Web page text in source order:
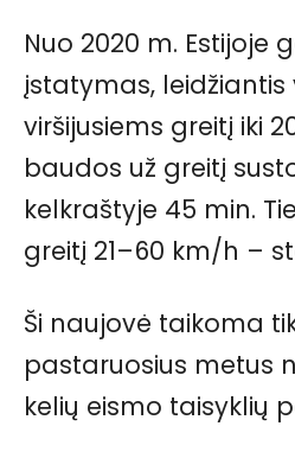
Nuo 2020 m. Estijoje
įstatymas,
viršijusiems greitį iki
baudos už greitį
kelkraštyje 45 min.
greitį 21–60 km/h –
Ši naujovė taikoma
pastaruosius metus
kelių eismo taisyklių